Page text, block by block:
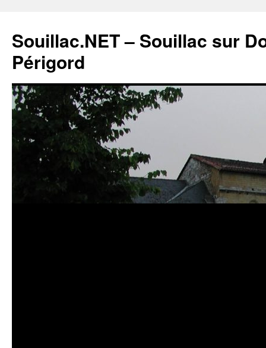
Souillac.NET – Souillac sur
Périgord